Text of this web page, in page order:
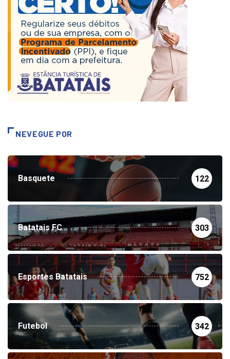
NEVEGUE POR
Basquete 122
Batatais FC 303
Esportes Batatais 752
Futebol 342